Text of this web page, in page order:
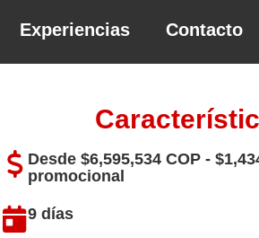
Experiencias Contacto
Desde $6,595,534 COP -
promocional
9 días